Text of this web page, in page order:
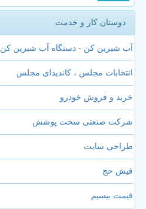
دوستان کار و خدمت
آب شیرین کن - دستگاه آب شیرین کن
انتخابات مجلس ، کاندیدای مجلس
خرید و فروش خودرو
شرکت صنعتی سخت پوشش
طراحی سایت
فیش حج
قیمت بیسیم